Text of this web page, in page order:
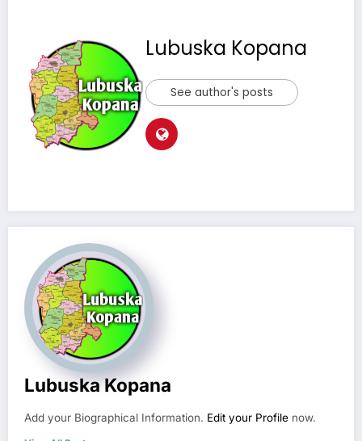
Lubuska Kopana
See author's posts
Lubuska Kopana
Add your Biographical Information. Edit your Profile now.